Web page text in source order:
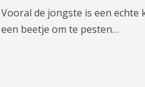
de jongste is een echte
beetje om te pesten…